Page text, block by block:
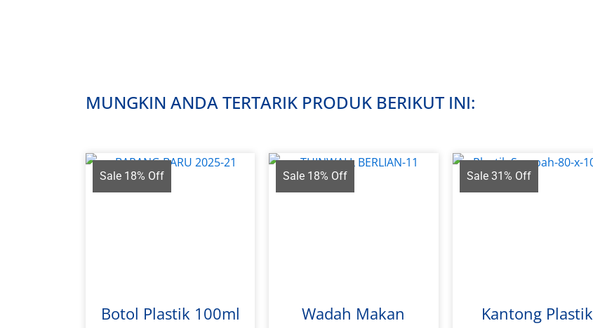
MUNGKIN ANDA TERTARIK PRODUK BERIKUT INI:
Sale 18% Off
Botol Plastik 100ml
Sale 18% Off
Wadah Makan
Sale 31% Off
Kantong Plastik